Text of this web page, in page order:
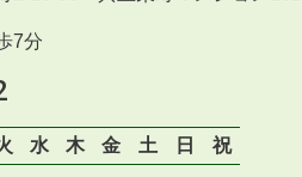
7分
水 木 金 土 日
祝